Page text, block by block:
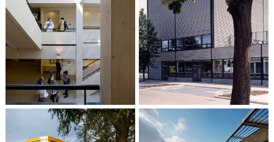
OPDC Saenstroom,
Wormerveer Wyckerpoort, Maastricht